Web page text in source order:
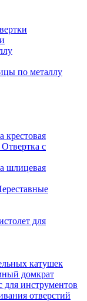
по металлу
крестовая
Отвертка с
шлицевая
для
катушек
домкрат
для инструментов
отверстий